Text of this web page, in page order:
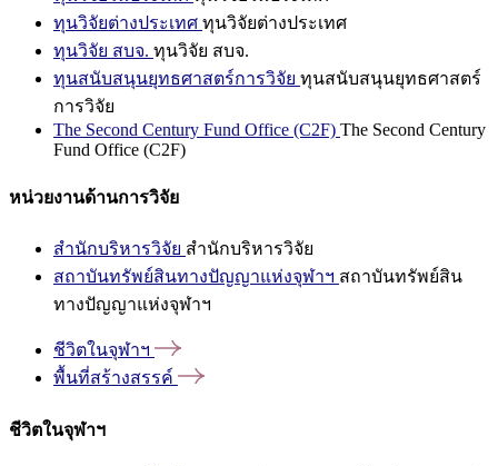
ทุนวิจัยต่างประเทศ ทุนวิจัยต่างประเทศ
ทุนวิจัย สบจ. ทุนวิจัย สบจ.
ทุนสนับสนุนยุทธศาสตร์การวิจัย ทุนสนับสนุนยุทธศาสตร์
การวิจัย
The Second Century Fund Office (C2F) The Second Century
Fund Office (C2F)
หน่วยงานด้านการวิจัย
สำนักบริหารวิจัย สำนักบริหารวิจัย
สถาบันทรัพย์สินทางปัญญาแห่งจุฬาฯ สถาบันทรัพย์สิน
ทางปัญญาแห่งจุฬาฯ
ชีวิตในจุฬาฯ
พื้นที่สร้างสรรค์
ชีวิตในจุฬาฯ